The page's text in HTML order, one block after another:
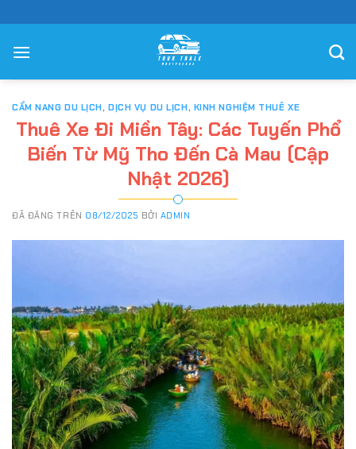
đến
nội
CẨM NANG DU LỊCH,DỊCH VỤ DU LỊCH, KINH NGHIỆM THUÊ XE
Thuê Xe Đi Miền Tây: Các Tuyến Phổ
Biến Từ Mỹ Tho Đến Cà Mau (Cập
Nhật 2026)
ĐÃ ĐĂNG TRÊN 08/12/2025 BỞI ADMIN